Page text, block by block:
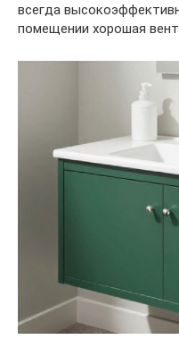
всегда
помещении хорошая